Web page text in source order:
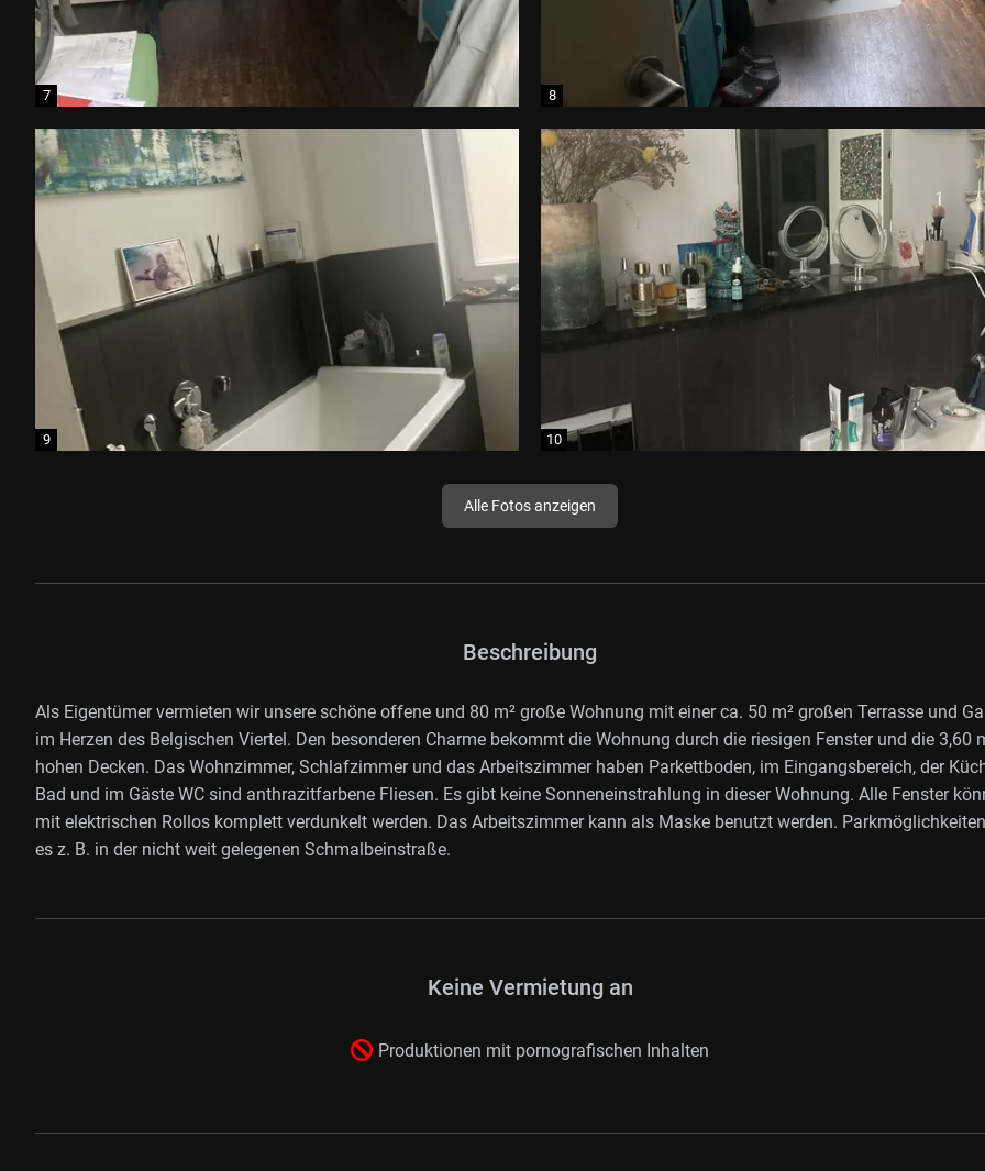
Alle Fotos anzeigen
Beschreibung
Als Eigentümer vermieten wir unsere schöne offene und 80 m² große Wohnung mit einer ca. 50 m² großen Terrasse und
im Herzen des Belgischen Viertel. Den besonderen Charme bekommt die Wohnung durch die riesigen Fenster und die 3,60
hohen Decken. Das Wohnzimmer, Schlafzimmer und das Arbeitszimmer haben Parkettboden, im Eingangsbereich, der
Bad und im Gäste WC sind anthrazitfarbene Fliesen. Es gibt keine Sonneneinstrahlung in dieser Wohnung. Alle Fenster
mit elektrischen Rollos komplett verdunkelt werden. Das Arbeitszimmer kann als Maske benutzt werden.
es z. B. in der nicht weit gelegenen Schmalbeinstraße.
Keine Vermietung an
Produktionen mit pornografischen Inhalten